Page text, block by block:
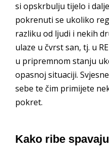
si opskrbulju tijelo i
pokrenuti se ukoliko
razliku od ljudi i nekih
ulaze u čvrst san, tj. u
u pripremnom stanju
opasnoj situaciji.
sebe te čim primijete
pokret.
Kako ribe